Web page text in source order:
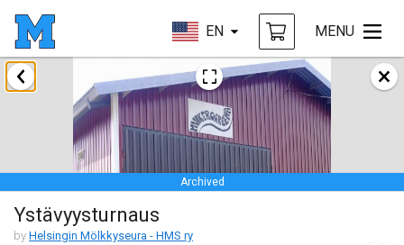
EN MENU
Archived
Ystävyysturnaus
by Helsingin Mölkkyseura - HMS ry
January 2020
New Year's Throw Mölkky
Jan 1, 2020| Czech Republic
Tournoi Mixte ASPTTOM
Jan 11, 2020|France